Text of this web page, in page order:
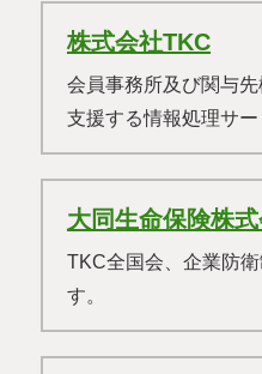
株式会社TKC
会員事務所及び関与
支援する情報処理サー
大同生命保険株
TKC全国会、企業防
す。